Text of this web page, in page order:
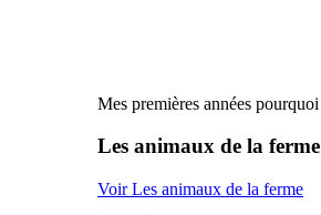
Mes premières années pourquoi
Les animaux de la ferme
Voir Les animaux de la ferme